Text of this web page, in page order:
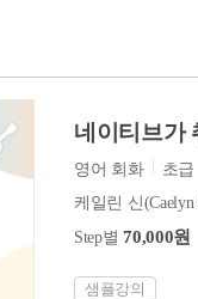
네이티브가
영어 회화
초급
케일린 신(Caelyn
Step별70,000원
샘플강의